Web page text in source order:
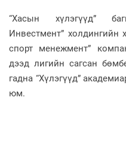
“Хасын хүлэгүүд”
Инвестмент” холдингийн
спорт менежмент”
дээд лигийн сагсан
гадна “Хүлэгүүд”
юм.